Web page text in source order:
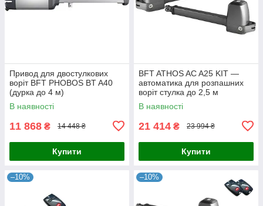
Привод для двостулкових
воріт BFT PHOBOS BT A40
(дурка до 4 м)
В наявності
11 868 ₴ 14 448 ₴
Купити
BFT ATHOS AC A25 KIT —
автоматика для розпашних
воріт стулка до 2,5 м
В наявності
21 414 ₴ 23 994 ₴
Купити
–10% –10%